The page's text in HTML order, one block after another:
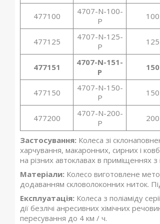
477100
4707-N-100-
P
100
477125
4707-N-125-
P
125
477151
4707-N-151-
P
150
477150
4707-N-150-
P
150
477200
4707-N-200-
P
200
Застосування: Колеса зі
харчування, макаронних, сирних і
на різних автоклавах в приміщеннях
Матеріали: Колесо виготовлене
додаванням скловолоконних ниток.
Експлуатація: Колеса з поліаміду
дії безлічі анресивних хімічних
пересування до 4 км / ч.